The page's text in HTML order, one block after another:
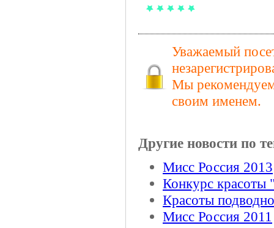
Уважаемый
Мы рекомендуем
своим именем.
Другие новости по
Мисс Россия 2013
Конкурс
Красоты
Мисс Россия 2011